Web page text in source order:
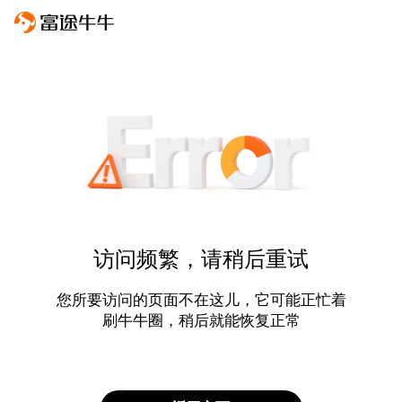
访问频繁，请稍后重试
您所要访问的页面不在这儿，它可能正忙着
刷牛牛圈，稍后就能恢复正常